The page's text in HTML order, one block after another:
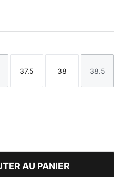
Yellow
Taille
37.5
Taille
38
Taille
38.5
AU PANIER